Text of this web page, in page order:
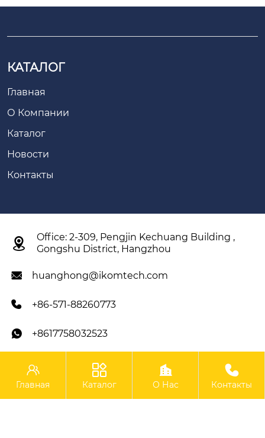
КАТАЛОГ
Главная
О Компании
Каталог
Новости
Контакты

Office: 2-309, Pengjin Kechuang Building ,
Gongshu District, Hangzhou
 huanghong@ikomtech.com
 +86-571-88260773
 +8617758032523
IKOM Construction Machinery Co., Ltd.
Copyright ©IKOM Construction Machinery Co., Ltd.

Главная

Каталог

О Нас

Контакты